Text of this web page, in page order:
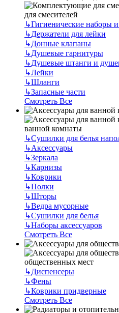
для смесителей
↳Гигиенические наборы
↳Держатели для лейки
↳Донные клапаны
↳Душевые гарнитуры
↳Душевые штанги и
↳Лейки
↳Шланги
↳Запасные части
Смотреть Все
ванной комнаты
↳Сушилки для белья
↳Аксессуары
↳Зеркала
↳Карнизы
↳Коврики
↳Полки
↳Шторы
↳Ведра мусорные
↳Сушилки для белья
↳Наборы аксессуаров
Смотреть Все
общественных мест
↳Диспенсеры
↳Фены
↳Коврики придверные
Смотреть Все